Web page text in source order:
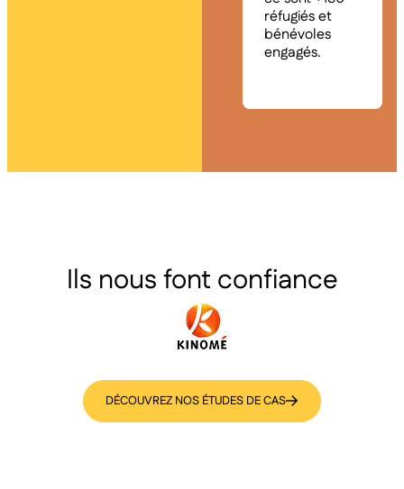
réfugiés et
bénévoles
engagés.
Ils nous font confiance
DÉCOUVREZ NOS ÉTUDES DE CAS